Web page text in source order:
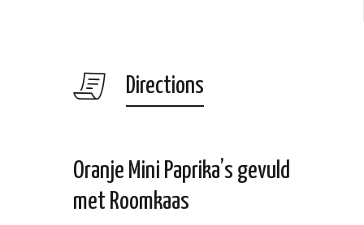
Directions
Oranje Mini Paprika’s gevuld
met Roomkaas